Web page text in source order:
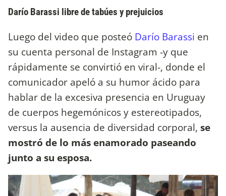
Darío Barassi libre de tabúes y prejuicios
Luego del video que posteó Darío Barassi en
su cuenta personal de Instagram -y que
rápidamente se convirtió en viral-, donde el
comunicador apeló a su humor ácido para
hablar de la excesiva presencia en Uruguay
de cuerpos hegemónicos y estereotipados,
versus la ausencia de diversidad corporal, se
mostró de lo más enamorado paseando
junto a su esposa.